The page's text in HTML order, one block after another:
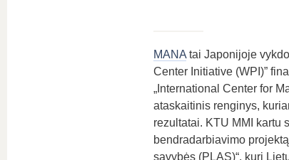
MANAtai Japonijoje
Center Initiative (WPI)”
„International Center for
ataskaitinis renginys,
rezultatai. KTU MMI kartu
bendradarbiavimo
savybės (PLAS)“, kurį